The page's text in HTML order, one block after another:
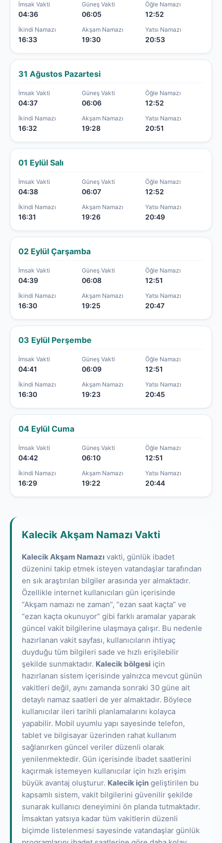
İmsak Vakti
04:36
Güneş Vakti
06:05
Öğle Namazı
12:52
İkindi Namazı
16:33
Akşam Namazı
19:30
Yatsı Namazı
20:53
31 Ağustos Pazartesi
İmsak Vakti
04:37
Güneş Vakti
06:06
Öğle Namazı
12:52
İkindi Namazı
16:32
Akşam Namazı
19:28
Yatsı Namazı
20:51
01 Eylül Salı
İmsak Vakti
04:38
Güneş Vakti
06:07
Öğle Namazı
12:52
İkindi Namazı
16:31
Akşam Namazı
19:26
Yatsı Namazı
20:49
02 Eylül Çarşamba
İmsak Vakti
04:39
Güneş Vakti
06:08
Öğle Namazı
12:51
İkindi Namazı
16:30
Akşam Namazı
19:25
Yatsı Namazı
20:47
03 Eylül Perşembe
İmsak Vakti
04:41
Güneş Vakti
06:09
Öğle Namazı
12:51
İkindi Namazı
16:30
Akşam Namazı
19:23
Yatsı Namazı
20:45
04 Eylül Cuma
İmsak Vakti
04:42
Güneş Vakti
06:10
Öğle Namazı
12:51
İkindi Namazı
16:29
Akşam Namazı
19:22
Yatsı Namazı
20:44
Kalecik Akşam Namazı Vakti
Kalecik Akşam Namazı vakti, günlük ibadet
düzenini takip etmek isteyen vatandaşlar tarafından
en sık araştırılan bilgiler arasında yer almaktadır.
Özellikle internet kullanıcıları gün içerisinde
“Akşam namazı ne zaman”, “ezan saat kaçta” ve
“ezan kaçta okunuyor” gibi farklı aramalar yaparak
güncel vakit bilgilerine ulaşmaya çalışır. Bu nedenle
hazırlanan vakit sayfası, kullanıcıların ihtiyaç
duyduğu tüm bilgileri sade ve hızlı erişilebilir
şekilde sunmaktadır. Kalecik bölgesi için
hazırlanan sistem içerisinde yalnızca mevcut günün
vakitleri değil, aynı zamanda sonraki 30 güne ait
detaylı namaz saatleri de yer almaktadır. Böylece
kullanıcılar ileri tarihli planlamalarını kolayca
yapabilir. Mobil uyumlu yapı sayesinde telefon,
tablet ve bilgisayar üzerinden rahat kullanım
sağlanırken güncel veriler düzenli olarak
yenilenmektedir. Gün içerisinde ibadet saatlerini
kaçırmak istemeyen kullanıcılar için hızlı erişim
büyük avantaj oluşturur. Kalecik için geliştirilen bu
kapsamlı sistem, vakit bilgilerini güvenilir şekilde
sunarak kullanıcı deneyimini ön planda tutmaktadır.
İmsaktan yatsıya kadar tüm vakitlerin düzenli
biçimde listelenmesi sayesinde vatandaşlar günlük